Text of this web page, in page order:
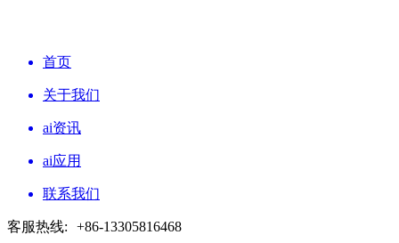
首页
关于我们
ai资讯
ai应用
联系我们
客服热线: +86-13305816468